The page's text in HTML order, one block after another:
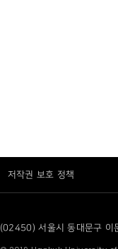
저작권 보호 정책
(02450) 서울시 동대문구